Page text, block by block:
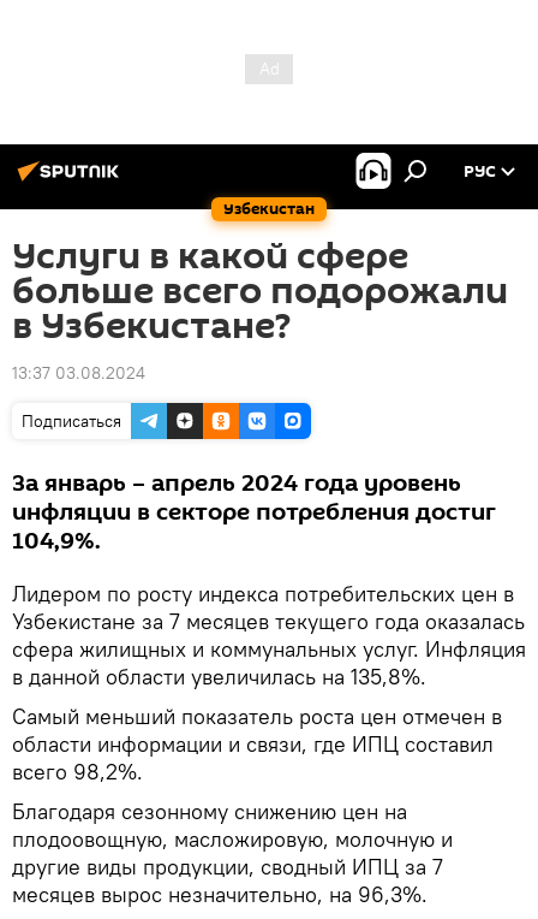
Узбекистан
РУС
Услуги в какой сфере
больше всего подорожали
в Узбекистане?
13:37 03.08.2024
Подписаться
За январь – апрель 2024 года уровень
инфляции в секторе потребления достиг
104,9%.
Лидером по росту индекса потребительских цен в
Узбекистане за 7 месяцев текущего года оказалась
сфера жилищных и коммунальных услуг. Инфляция
в данной области увеличилась на 135,8%.
Самый меньший показатель роста цен отмечен в
области информации и связи, где ИПЦ составил
всего 98,2%.
Благодаря сезонному снижению цен на
плодоовощную, масложировую, молочную и
другие виды продукции, сводный ИПЦ за 7
месяцев вырос незначительно, на 96,3%.